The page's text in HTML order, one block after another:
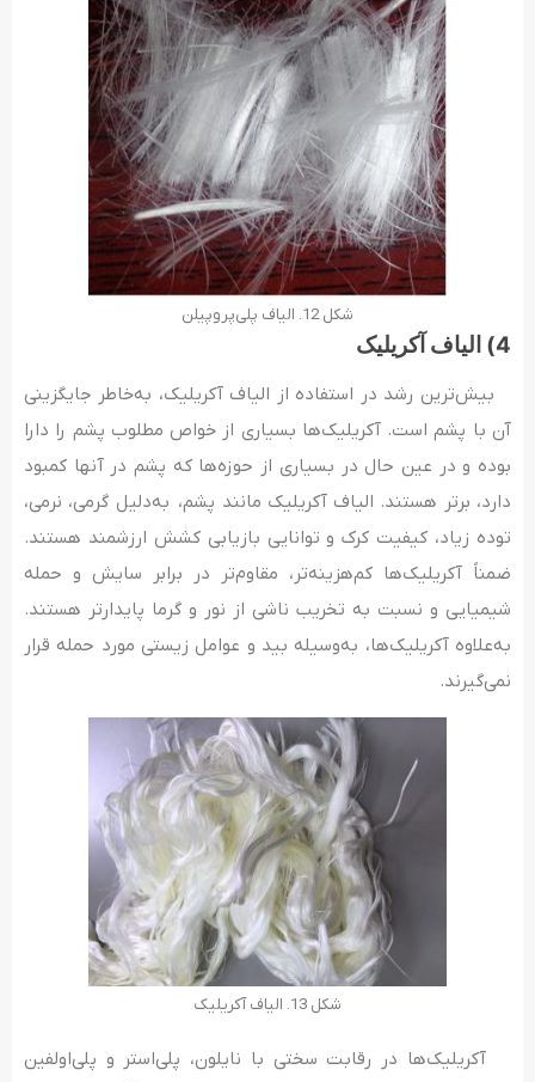
شکل 12. الیاف پلی‌پروپیلن
4) الیاف آکریلیک
بیش‌ترین رشد در استفاده از الیاف آکریلیک، به‌خاطر جایگزینی
آن با پشم است. آکریلیک‌ها بسیاری از خواص مطلوب پشم را دارا
بوده و در عین حال در بسیاری از حوزه‌ها که پشم در آنها کمبود
دارد، برتر هستند. الیاف آکریلیک مانند پشم، به‌دلیل گرمی، نرمی،
توده زیاد، کیفیت کرک و توانایی بازیابی کشش ارزشمند هستند.
ضمناً آکریلیک‌ها کم‌هزینه‌تر، مقاوم‌تر در برابر سایش و حمله
شیمیایی و نسبت به تخریب ناشی از نور و گرما پایدارتر هستند.
به‌علاوه آکریلیک‌ها، به‌وسیله بید و عوامل زیستی مورد حمله قرار
نمی‌گیرند.
شکل 13. الیاف آکریلیک
آکریلیک‌ها در رقابت سختی با نایلون، پلی‌استر و پلی‌اولفین